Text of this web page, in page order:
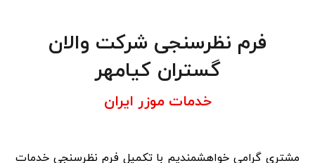
فرم نظرسنجی شرکت والان
گستران کیامهر
خدمات موزر ایران
مشتری گرامی خواهشمندیم با تکمیل فرم نظرسنجی خدمات